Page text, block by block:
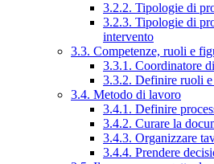
3.2.2. Tipologie di
3.2.3. Tipologie di
intervento
3.3. Competenze, ruoli e
3.3.1. Coordinatore
3.3.2. Definire ruoli e
3.4. Metodo di lavoro
3.4.1. Definire
3.4.2. Curare la
3.4.3. Organizzare
3.4.4. Prendere